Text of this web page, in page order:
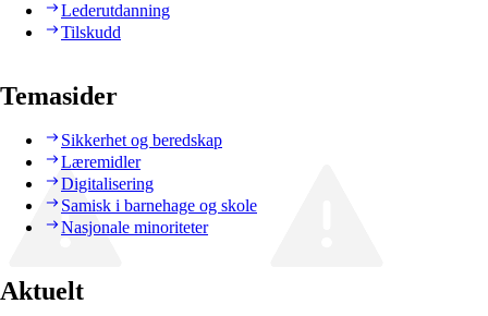
Lederutdanning
Tilskudd
Temasider
Sikkerhet og beredskap
Læremidler
Digitalisering
Samisk i barnehage og skole
Nasjonale minoriteter
Aktuelt